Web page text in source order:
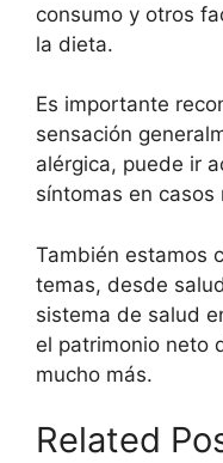
consumo y otros
la dieta.
Es importante
sensación
alérgica, puede ir
síntomas en casos
También estamos
temas, desde
sistema de salud
el patrimonio neto
mucho más.
Related